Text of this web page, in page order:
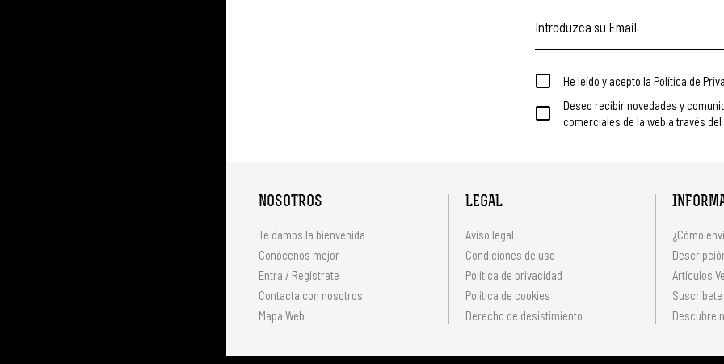
He leído y acepto la Política de
Deseo recibir novedades y
comerciales de la web a través
NOSOTROS
Te damos la bienvenida
Conócenos mejor
Entra / Regístrate
Contacta con nosotros
Mapa Web
LEGAL
Aviso legal
Condiciones de uso
Política de privacidad
Política de cookies
Derecho de desistimiento
¿Cómo
Artículos
Descubre